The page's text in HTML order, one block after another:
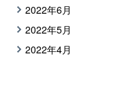
2022年6月
2022年5月
2022年4月